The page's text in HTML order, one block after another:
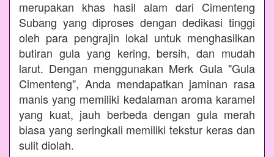
merupakan khas hasil alam dari Cimenteng
Subang yang diproses dengan dedikasi tinggi
oleh para pengrajin lokal untuk menghasilkan
butiran gula yang kering, bersih, dan mudah
larut. Dengan menggunakan Merk Gula "Gula
Cimenteng", Anda mendapatkan jaminan rasa
manis yang memiliki kedalaman aroma karamel
yang kuat, jauh berbeda dengan gula merah
biasa yang seringkali memiliki tekstur keras dan
sulit diolah.